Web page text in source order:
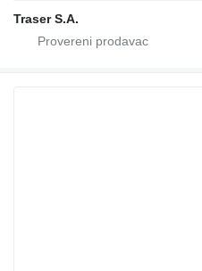
Traser S.A.